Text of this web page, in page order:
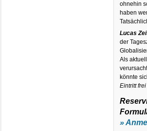
ohnehin
haben
Lucas
der
Als
könnte
Eintritt frei
»